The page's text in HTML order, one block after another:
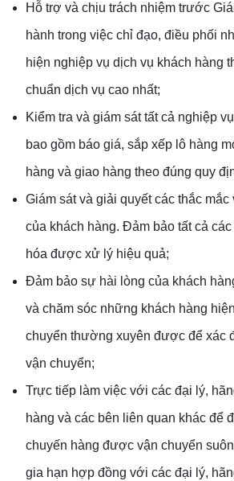
Hỗ trợ và chịu trách nhiệm trước
hành trong việc chỉ đạo, điều phối
hiện nghiệp vụ dịch vụ khách hàng
chuẩn dịch vụ cao nhất;
Kiểm tra và giám sát tất cả nghiệp
bao gồm báo giá, sắp xếp lô hàng
hàng và giao hàng theo đúng quy
Giám sát và giải quyết các thắc mắc
của khách hàng. Đảm bảo tất cả
hóa được xử lý hiệu quả;
Đảm bảo sự hài lòng của khách
và chăm sóc những khách hàng
chuyển thường xuyên được để xác
vận chuyển;
Trực tiếp làm việc với các đại lý,
hàng và các bên liên quan khác để
chuyến hàng được vận chuyển
gia hạn hợp đồng với các đại lý,